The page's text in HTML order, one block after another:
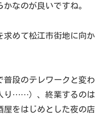
なのが良いですね。
求めて松江市街地に向
普段のテレワークと変
り……）、終業するの
屋をはじめとした夜の